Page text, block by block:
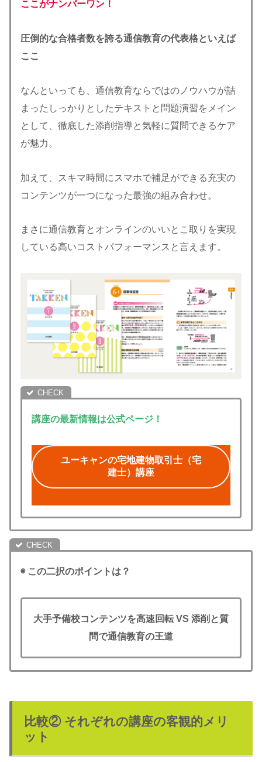
ここがナンバーワン！
圧倒的な合格者数を誇る通信教育の代表格といえば
ここ
なんといっても、通信教育ならではのノウハウが詰
まったしっかりとしたテキストと問題演習をメイン
として、徹底した添削指導と気軽に質問できるケア
が魅力。
加えて、スキマ時間にスマホで補足ができる充実の
コンテンツが一つになった最強の組み合わせ。
まさに通信教育とオンラインのいいとこ取りを実現
している高いコストパフォーマンスと言えます。
講座の最新情報は公式ページ！
ユーキャンの宅地建物取引士（宅
建士）講座
◉ この二択のポイントは？
大手予備校コンテンツを高速回転VS 添削と質
問で通信教育の王道
比較② それぞれの講座の客観的メリ
ット